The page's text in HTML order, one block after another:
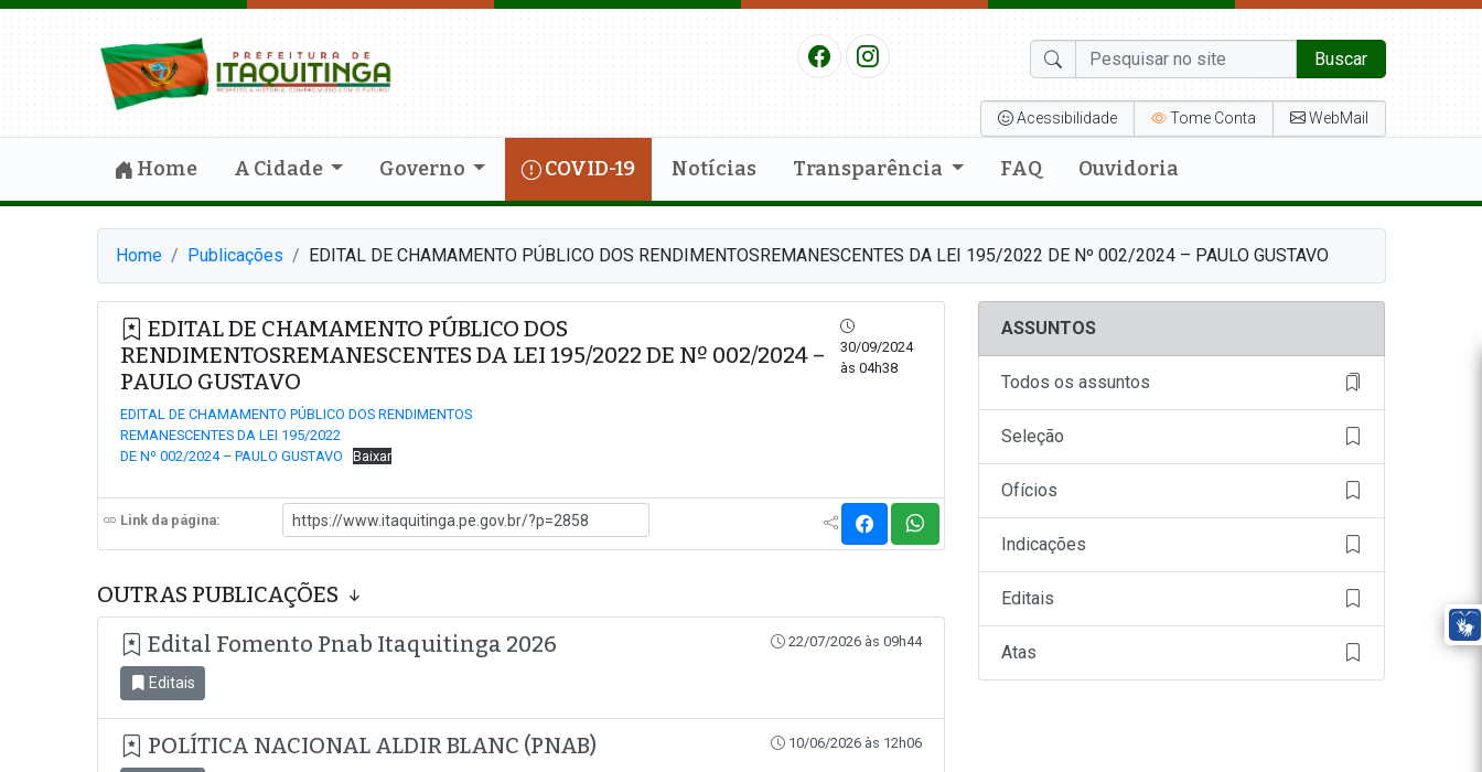
Buscar
Acessibilidade Tome Conta WebMail
Home A Cidade Governo COVID-19 Notícias Transparência FAQ Ouvidoria
Home Publicações EDITAL DE CHAMAMENTO PÚBLICO DOS RENDIMENTOSREMANESCENTES DA LEI 195/2022 DE Nº 002/2024 – PAULO GUSTAVO
EDITAL DE CHAMAMENTO PÚBLICO DOS
RENDIMENTOSREMANESCENTES DA LEI 195/2022 DE Nº 002/2024 –
PAULO GUSTAVO
30/09/2024
às 04h38
EDITAL DE CHAMAMENTO PÚBLICO DOS RENDIMENTOS
REMANESCENTES DA LEI 195/2022
DE Nº 002/2024 – PAULO GUSTAVO
Baixar
Link da página:
OUTRAS PUBLICAÇÕES
Edital Fomento Pnab Itaquitinga 2026
22/07/2026 às 09h44
Editais
POLÍTICA NACIONAL ALDIR BLANC (PNAB) 10/06/2026 às 12h06
ASSUNTOS
Todos os assuntos
Seleção
Ofícios
Indicações
Editais
Atas